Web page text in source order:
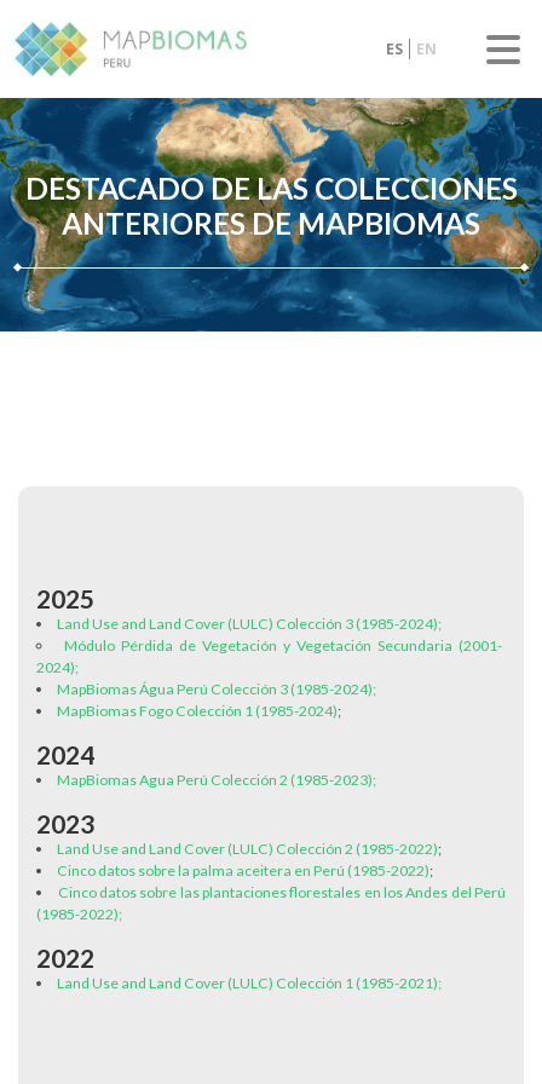
ES EN
DESTACADO DE LAS COLECCIONES
ANTERIORES DE MAPBIOMAS
2025
Land Use and Land Cover (LULC) Colección 3 (1985-2024);
Módulo Pérdida de Vegetación y Vegetación Secundaria (2001-
2024);
MapBiomas Água Perú Colección 3 (1985-2024);
MapBiomas Fogo Colección 1 (1985-2024);
2024
MapBiomas Agua Perú Colección 2 (1985-2023);
2023
Land Use and Land Cover (LULC) Colección 2 (1985-2022);
Cinco datos sobre la palma aceitera en Perú (1985-2022);
Cinco datos sobre las plantaciones florestales en los Andes del Perú
(1985-2022);
2022
Land Use and Land Cover (LULC) Colección 1 (1985-2021);